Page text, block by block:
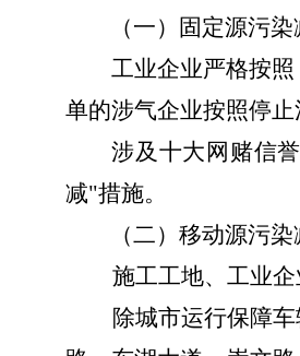
（一）
固定源污染
工业企业严格按照
单的涉气企业按照停
涉及十大网赌信
减"措施。
（二） 移动源污染
施工工地、工业
除城市运行保障